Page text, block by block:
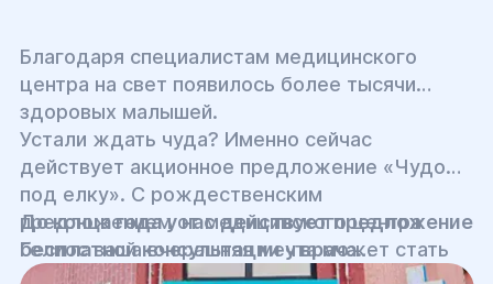
Благодаря специалистам медицинского
центра на свет появилось более тысячи
здоровых малышей.
Устали ждать чуда? Именно сейчас
действует акционное предложение «Чудо
под елку». С рождественским
предложением от медицинского центра
Гелиос ваша вчерашняя мечта может стать
реальностью сегодня.
До конца года у нас действует предложение
бесплатной консультации у врача
репродуктолога и скидка 22% на лечение